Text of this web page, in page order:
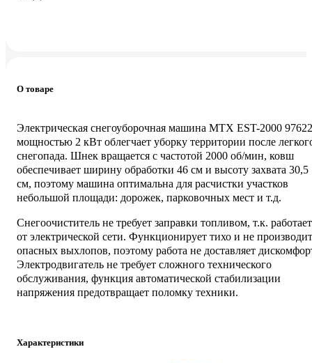
О товаре
Электрическая снегоуборочная машина MTX EST-2000 97622
мощностью 2 кВт облегчает уборку территории после
снегопада. Шнек вращается с частотой 2000 об/мин, ковш
обеспечивает ширину обработки 46 см и высоту захвата 30,5
см, поэтому машина оптимальна для расчистки участков
небольшой площади: дорожек, парковочных мест и т.д.
Снегоочиститель не требует заправки топливом, т.к. работает
от электрической сети. Функционирует тихо и не производит
опасных выхлопов, поэтому работа не доставляет
Электродвигатель не требует сложного технического
обслуживания, функция автоматической стабилизации
напряжения предотвращает поломку техники.
Характеристики